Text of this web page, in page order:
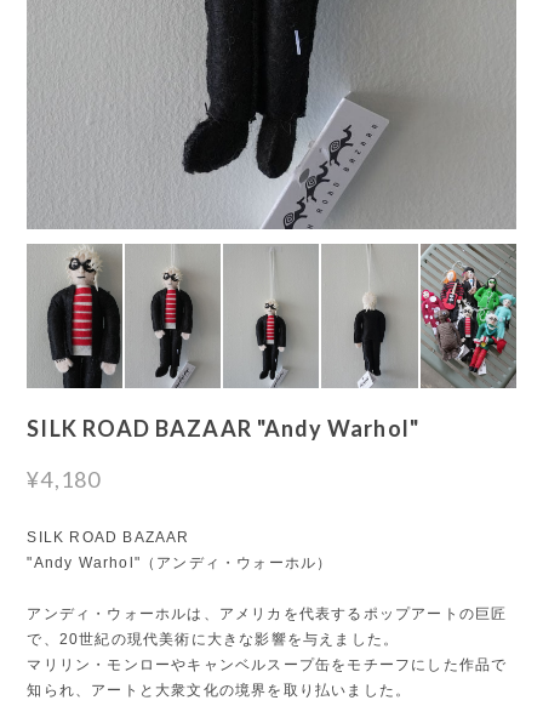
SILK ROAD BAZAAR "Andy Warhol"
¥4,180
SILK ROAD BAZAAR
"Andy Warhol"（アンディ・ウォーホル）
アンディ・ウォーホルは、アメリカを代表するポップアートの巨匠
で、20世紀の現代美術に大きな影響を与えました。
マリリン・モンローやキャンベルスープ缶をモチーフにした作品で
知られ、アートと大衆文化の境界を取り払いました。